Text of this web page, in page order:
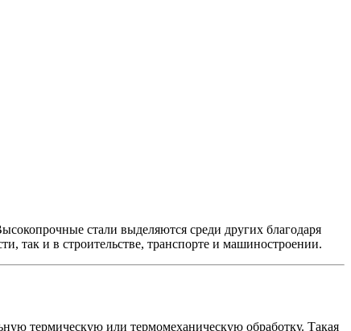
стали выделяются среди других благодаря
так и в строительстве, транспорте и машиностроении.
термическую или термомеханическую обработку. Такая